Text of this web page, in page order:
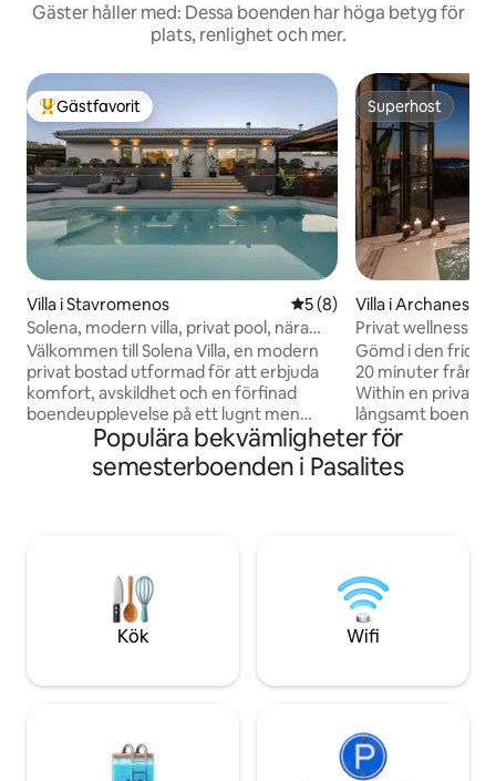
Gäster håller med: Dessa boenden har höga betyg för
plats, renlighet och mer.
Populär gästfavorit
Gästfavorit
Villa i Stavromenos 5 av 5 i genomsnittligt
5 (8)
Solena, modern villa, privat pool, nära
stranden
Välkommen till Solena Villa, en modern
privat bostad utformad för att erbjuda
komfort, avskildhet och en förfinad
boendeupplevelse på ett lugnt men
exklusivt läge strax utanför Rethymno
på Kreta. Villan har ett idealiskt läge
mellan öns två största flygplatser, med
lugn miljö, samtidigt som den bara ligger
1,5 km från havet och nära lokala
tavernor, butiker och vardagliga
bekvämligheter.
Superhost
Superhost
Villa i Archanes
Privat wellness-
närheten
Gömd i den
20 minuter från
Within en privat
långsamt boende
boende på 156
stor egendom
avskildhet,
sevärdheter är
där naturen
utrymme för
Populära bekvämligheter för
semesterboenden i Pasalites
Kök Wifi